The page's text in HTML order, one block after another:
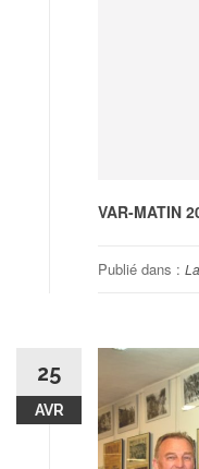
VAR-MATIN
Publié dans :
25
AVR